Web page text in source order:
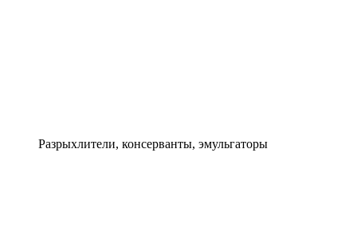
Разрыхлители, консерванты, эмульгаторы